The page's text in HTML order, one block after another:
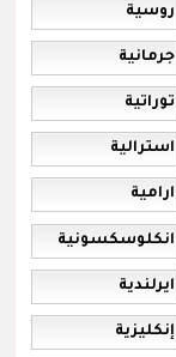
روسية
جرمانية
توراتية
استرالية
ارامية
انكلوسكسونية
ايرلندية
إنكليزية